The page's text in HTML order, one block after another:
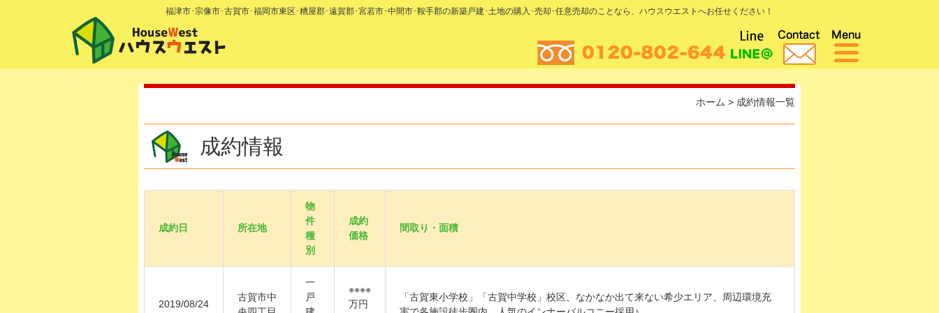
福津市･宗像市･古賀市･福岡市東区･糟屋郡･遠賀郡･宮若市･中間市･鞍手郡の新築戸建･土地の購入･売却･任意売却のことなら、ハウスウエストへお任せください！
ホーム > 成約情報一覧
成約情報
成約日 所在地
物
件
種
別
成約
価格
間取り・面積
2019/08/24
古賀市中
一
戸
※※※※
万円
「古賀東小学校」「古賀中学校」校区、なかなか出て来ない希少エリア、周辺環境充